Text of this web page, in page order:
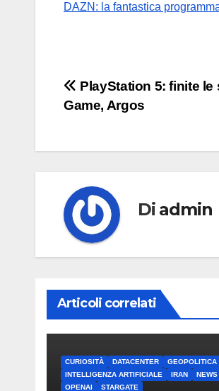
DAZN: la fantastica
Navigazione
articoli
PlayStation 5: finite le
Game, Argos
Di admin
Articoli correlati
CURIOSITÀ DATACENTER
GEOPOLITICA
INTELLIGENZA ARTIFICIALE
IRAN
NEWS
OPENAI
STARGATE